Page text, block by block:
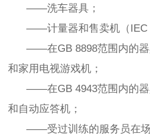
——洗车器具；
——计量器和售卖机（IEC
——在GB 8898范围内的器
和家用电视游戏机；
——在GB 4943范围内的器
和自动应答机；
——受过训练的服务员在场